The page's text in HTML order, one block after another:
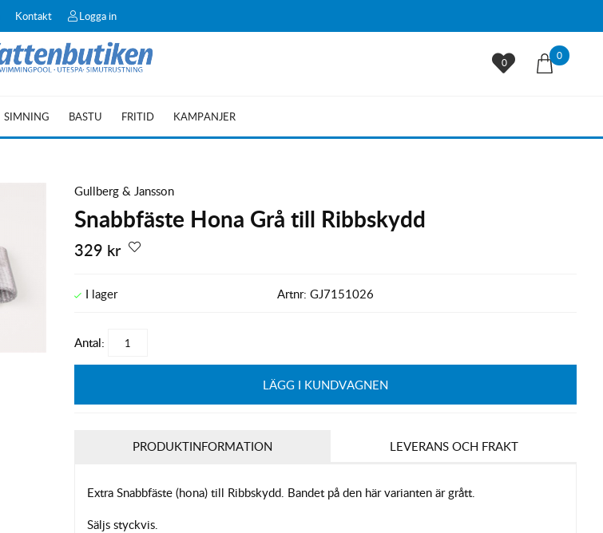
Kontakt Logga in
0
0
SIMNING BASTU FRITID KAMPANJER
Gullberg & Jansson
Snabbfäste Hona Grå till Ribbskydd
329 kr
Artnr: GJ7151026
Antal:
LÄGG I KUNDVAGNEN
PRODUKTINFORMATION
Extra Snabbfäste (hona) till Ribbskydd. Bandet på den här varianten är grått.
Säljs styckvis.
LEVERANS OCH FRAKT